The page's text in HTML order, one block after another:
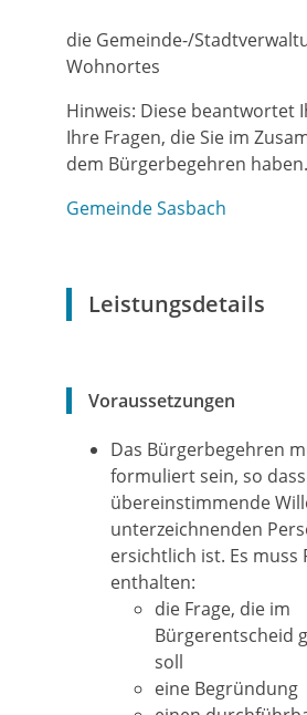
die Gemeinde-/
Wohnortes
Hinweis: Diese beantwortet
Ihre Fragen, die Sie im
dem Bürgerbegehren haben.
Gemeinde Sasbach
Leistungsdetails
Voraussetzungen
Das Bürgerbegehren
formuliert sein, so
übereinstimmende
unterzeichnenden
ersichtlich ist. Es muss
enthalten:
die Frage, die im
Bürgerentscheid
soll
eine Begründung